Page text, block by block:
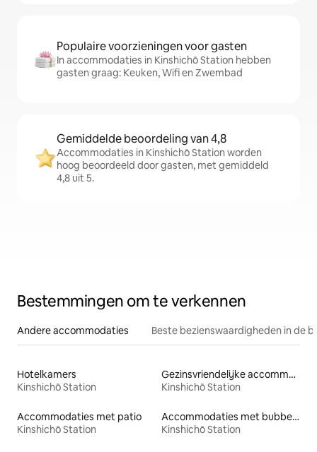
Populaire voorzieningen voor gasten
In accommodaties in Kinshichō Station hebben
gasten graag: Keuken, Wifi en Zwembad
Gemiddelde beoordeling van 4,8
Accommodaties in Kinshichō Station worden
hoog beoordeeld door gasten, met gemiddeld
4,8 uit 5.
Bestemmingen om te verkennen
Andere accommodaties Beste bezienswaardigheden in de
Hotelkamers
Kinshichō Station
Gezinsvriendelijke accommodaties
Kinshichō Station
Accommodaties met patio
Kinshichō Station
Accommodaties met bubbelbad
Kinshichō Station